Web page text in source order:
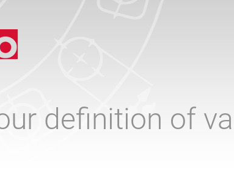
definition of